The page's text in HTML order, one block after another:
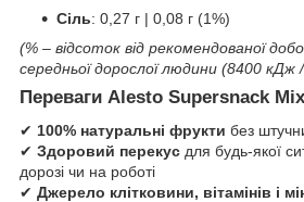
Сіль: 0,27 г | 0,08 г (1%)
(% – відсоток від рекомендованої
середньої дорослої людини (8400 кДж
Переваги Alesto Supersnack
✔ 100% натуральні фрукти без
✔ Здоровий перекус для будь-якої
дорозі чи на роботі
✔ Джерело клітковини, вітамінів і